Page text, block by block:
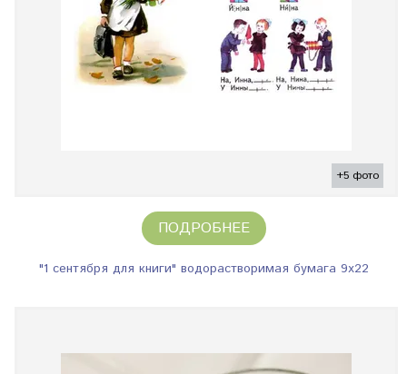
+5 фото
ПОДРОБНЕЕ
"1 сентября для книги" водорастворимая бумага 9х22